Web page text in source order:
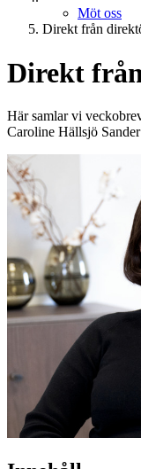
Möt oss
Direkt från
Direkt
Här samlar vi
Caroline Hällsjö Sander